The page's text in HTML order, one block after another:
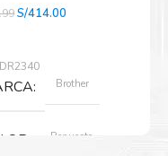
El
era:
S/475.99.
S/414.00
S/414.00.
DR2340
Brother
Repuesto